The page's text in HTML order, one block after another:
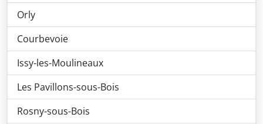
Orly
Courbevoie
Issy-les-Moulineaux
Les Pavillons-sous-Bois
Rosny-sous-Bois